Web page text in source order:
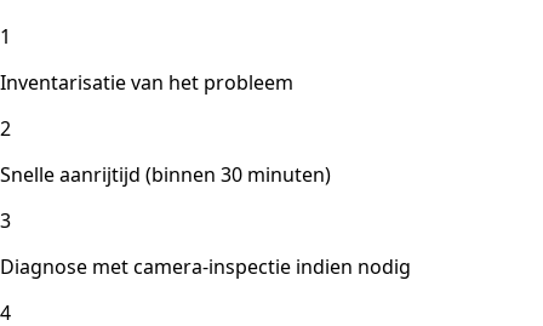
1
Inventarisatie van het probleem
2
Snelle aanrijtijd (binnen 30 minuten)
3
Diagnose met camera-inspectie indien nodig
4